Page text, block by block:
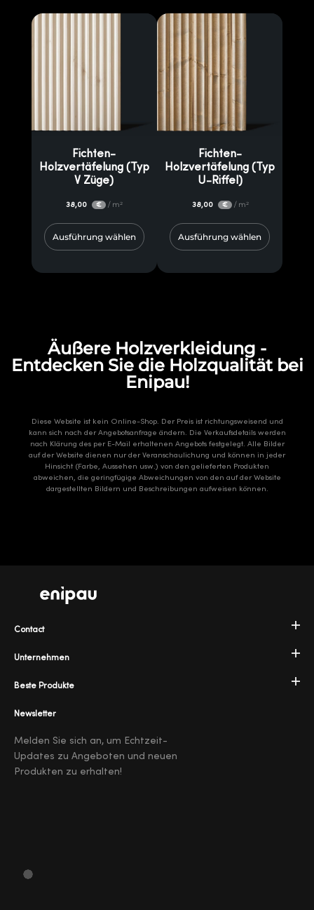
Fichten-
Holzvertäfelung (Typ
V Züge)
38,00 € / m²
Ausführung wählen
Fichten-
Holzvertäfelung (Typ
U-Riffel)
38,00 € / m²
Ausführung wählen
Äußere Holzverkleidung -
Entdecken Sie die Holzqualität bei
Enipau!
Diese Website ist kein Online-Shop. Der Preis ist richtungsweisend und
kann sich nach der Angebotsanfrage ändern. Die Verkaufsdetails werden
nach Klärung des per E-Mail erhaltenen Angebots festgelegt. Alle Bilder
auf der Website dienen nur der Veranschaulichung und können in jeder
Hinsicht (Farbe, Aussehen usw.) von den gelieferten Produkten
abweichen, die geringfügige Abweichungen von den auf der Website
dargestellten Bildern und Beschreibungen aufweisen können.
Unternehmen
Beste Produkte
Contact
Newsletter
Melden Sie sich an, um Echtzeit-
Updates zu Angeboten und neuen
Produkten zu erhalten!